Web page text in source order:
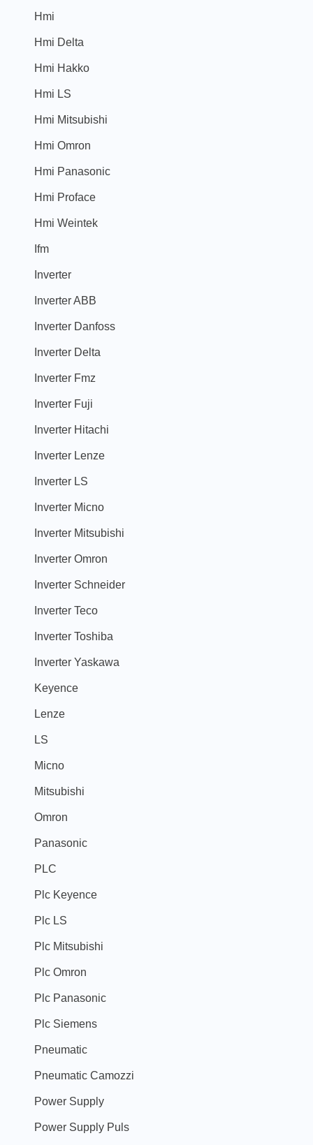
Hmi
Hmi Delta
Hmi Hakko
Hmi LS
Hmi Mitsubishi
Hmi Omron
Hmi Panasonic
Hmi Proface
Hmi Weintek
Ifm
Inverter
Inverter ABB
Inverter Danfoss
Inverter Delta
Inverter Fmz
Inverter Fuji
Inverter Hitachi
Inverter Lenze
Inverter LS
Inverter Micno
Inverter Mitsubishi
Inverter Omron
Inverter Schneider
Inverter Teco
Inverter Toshiba
Inverter Yaskawa
Keyence
Lenze
LS
Micno
Mitsubishi
Omron
Panasonic
PLC
Plc Keyence
Plc LS
Plc Mitsubishi
Plc Omron
Plc Panasonic
Plc Siemens
Pneumatic
Pneumatic Camozzi
Power Supply
Power Supply Puls